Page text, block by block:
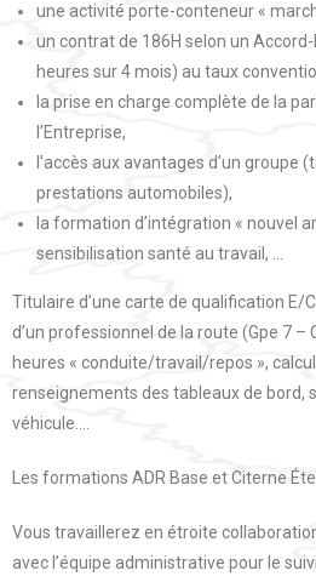
une activité porte-conteneur «
un contrat de 186H selon un
heures sur 4 mois) au taux
la prise en charge complète de la
l’Entreprise,
l’accès aux avantages d’un groupe
prestations automobiles),
la formation d’intégration « nouvel
sensibilisation santé au travail, …
Titulaire d’une carte de qualification E/
d’un professionnel de la route (Gpe 7 –
heures « conduite/travail/repos »,
renseignements des tableaux de bord,
véhicule….
Les formations ADR Base et Citerne
Vous travaillerez en étroite
avec l’équipe administrative pour le